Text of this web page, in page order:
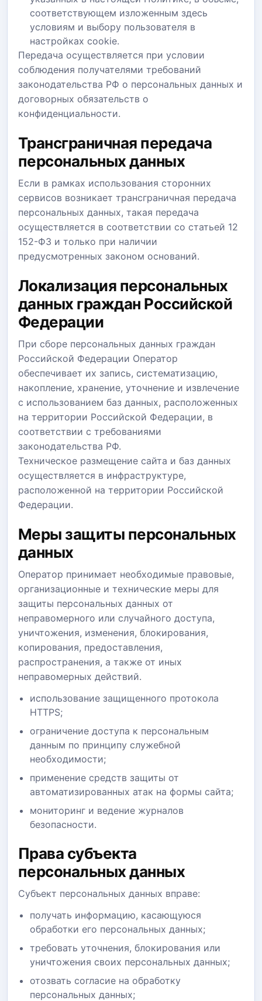
соответствующем изложенным здесь
условиям и выбору пользователя в
настройках cookie.
Передача осуществляется при условии
соблюдения получателями требований
законодательства РФ о персональных данных и
договорных обязательств о
конфиденциальности.
Трансграничная передача
персональных данных
Если в рамках использования сторонних
сервисов возникает трансграничная передача
персональных данных, такая передача
осуществляется в соответствии со статьей 12
152-ФЗ и только при наличии
предусмотренных законом оснований.
Локализация персональных
данных граждан Российской
Федерации
При сборе персональных данных граждан
Российской Федерации Оператор
обеспечивает их запись, систематизацию,
накопление, хранение, уточнение и извлечение
с использованием баз данных, расположенных
на территории Российской Федерации, в
соответствии с требованиями
законодательства РФ.
Техническое размещение сайта и баз данных
осуществляется в инфраструктуре,
расположенной на территории Российской
Федерации.
Меры защиты персональных
данных
Оператор принимает необходимые правовые,
организационные и технические меры для
защиты персональных данных от
неправомерного или случайного доступа,
уничтожения, изменения, блокирования,
копирования, предоставления,
распространения, а также от иных
неправомерных действий.
использование защищенного протокола
HTTPS;
ограничение доступа к персональным
данным по принципу служебной
необходимости;
применение средств защиты от
автоматизированных атак на формы сайта;
мониторинг и ведение журналов
безопасности.
Права субъекта
персональных данных
Субъект персональных данных вправе:
получать информацию, касающуюся
обработки его персональных данных;
требовать уточнения, блокирования или
уничтожения своих персональных данных;
отозвать согласие на обработку
персональных данных;